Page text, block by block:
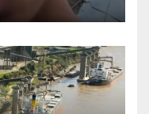
jurados